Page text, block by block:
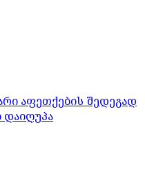
აფეთქების შედეგად